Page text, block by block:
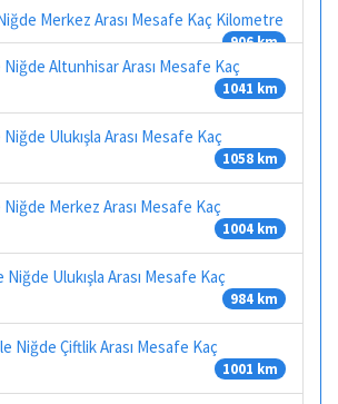
Merkez Arası Mesafe Kaç Kilometre
906 km
Altunhisar Arası Mesafe Kaç
1041 km
Ulukışla Arası Mesafe Kaç
1058 km
Merkez Arası Mesafe Kaç
1004 km
Ulukışla Arası Mesafe Kaç
984 km
Niğde Çiftlik Arası Mesafe Kaç
1001 km